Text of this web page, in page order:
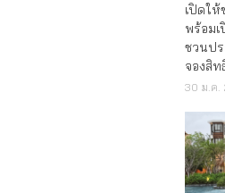
เปิดให้
พร้อม
ชวนปร
จองสิ
ก่อสร้า
SRI
ชุดรว
30 ม.ค.